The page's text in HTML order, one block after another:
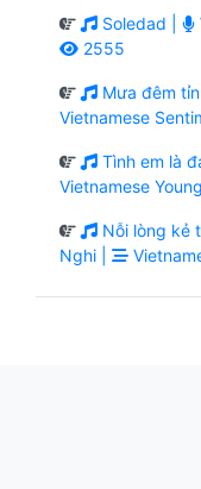
Soledad |
2555
Mưa đêm
Vietnamese
Tình em là
Vietnamese
Nỗi lòng kẻ
Nghi |